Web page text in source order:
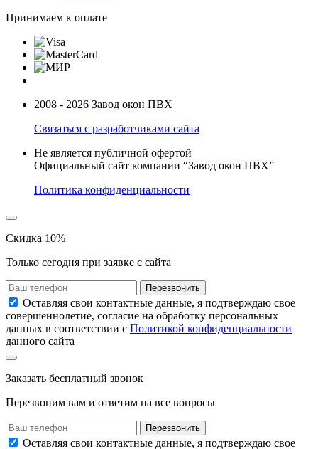
Принимаем к оплате
2008 - 2026 Завод окон ПВХ
Связаться с разработчиками сайта
Не является публичной офертой
Официальный сайт компании “Завод окон ПВХ”
Политика конфиденциальности
Скидка 10%
Только сегодня при заявке с сайта
Перезвонить
Оставляя свои контактные данные, я подтверждаю свое
совершеннолетие, согласие на обработку персональных
данных в соответствии с Политикой конфиденциальности
данного сайта
Заказать бесплатный звонок
Перезвоним вам и ответим на все вопросы
Перезвонить
Оставляя свои контактные данные, я подтверждаю свое